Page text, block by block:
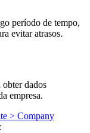
período de tempo,
evitar atrasos.
obter dados
empresa.
> Company